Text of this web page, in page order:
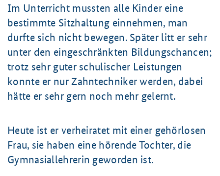
Im Unterricht mussten alle Kinder eine
bestimmte Sitzhaltung einnehmen, man
durfte sich nicht bewegen. Später litt er sehr
unter den eingeschränkten Bildungschancen;
trotz sehr guter schulischer Leistungen
konnte er nur Zahntechniker werden, dabei
hätte er sehr gern noch mehr gelernt.
Heute ist er verheiratet mit einer gehörlosen
Frau, sie haben eine hörende Tochter, die
Gymnasiallehrerin geworden ist.